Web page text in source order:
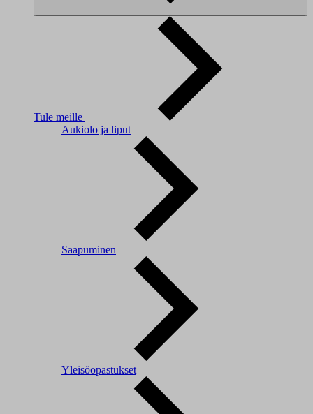
Tule meille
Aukiolo ja liput
Saapuminen
Yleisöopastukset